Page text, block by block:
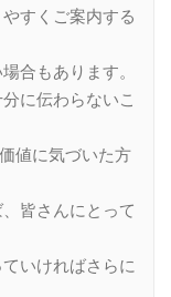
すくご案内する
合もあります。
に伝わらないこ
値に気づいた方
皆さんにとって
いければさらに